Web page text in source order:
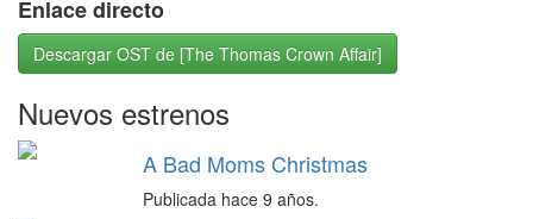
Enlace directo
Descargar OST de [The Thomas Crown Affair]
Nuevos estrenos
A Bad Moms Christmas
Publicada hace 9 años.